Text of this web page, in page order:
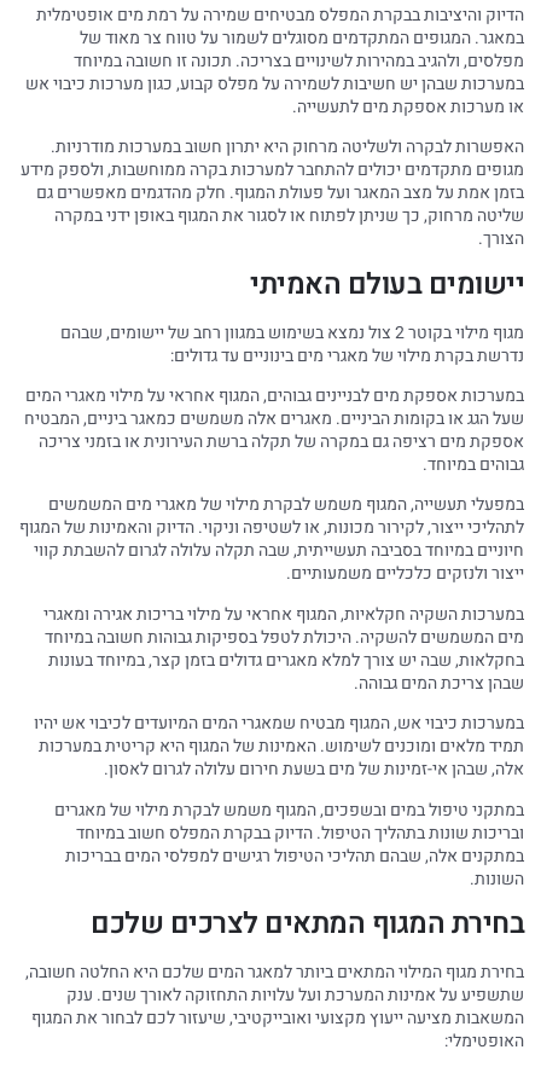
הדיוק והיציבות בבקרת המפלס מבטיחים שמירה על רמת מים אופטימלית
במאגר. המגופים המתקדמים מסוגלים לשמור על טווח צר מאוד של
מפלסים, ולהגיב במהירות לשינויים בצריכה. תכונה זו חשובה במיוחד
במערכות שבהן יש חשיבות לשמירה על מפלס קבוע, כגון מערכות כיבוי אש
או מערכות אספקת מים לתעשייה.
האפשרות לבקרה ולשליטה מרחוק היא יתרון חשוב במערכות מודרניות.
מגופים מתקדמים יכולים להתחבר למערכות בקרה ממוחשבות, ולספק מידע
בזמן אמת על מצב המאגר ועל פעולת המגוף. חלק מהדגמים מאפשרים גם
שליטה מרחוק, כך שניתן לפתוח או לסגור את המגוף באופן ידני במקרה
הצורך.
יישומים בעולם האמיתי
מגוף מילוי בקוטר 2 צול נמצא בשימוש במגוון רחב של יישומים, שבהם
נדרשת בקרת מילוי של מאגרי מים בינוניים עד גדולים:
במערכות אספקת מים לבניינים גבוהים, המגוף אחראי על מילוי מאגרי המים
שעל הגג או בקומות הביניים. מאגרים אלה משמשים כמאגר ביניים, המבטיח
אספקת מים רציפה גם במקרה של תקלה ברשת העירונית או בזמני צריכה
גבוהים במיוחד.
במפעלי תעשייה, המגוף משמש לבקרת מילוי של מאגרי מים המשמשים
לתהליכי ייצור, לקירור מכונות, או לשטיפה וניקוי. הדיוק והאמינות של המגוף
חיוניים במיוחד בסביבה תעשייתית, שבה תקלה עלולה לגרום להשבתת קווי
ייצור ולנזקים כלכליים משמעותיים.
במערכות השקיה חקלאיות, המגוף אחראי על מילוי בריכות אגירה ומאגרי
מים המשמשים להשקיה. היכולת לטפל בספיקות גבוהות חשובה במיוחד
בחקלאות, שבה יש צורך למלא מאגרים גדולים בזמן קצר, במיוחד בעונות
שבהן צריכת המים גבוהה.
במערכות כיבוי אש, המגוף מבטיח שמאגרי המים המיועדים לכיבוי אש יהיו
תמיד מלאים ומוכנים לשימוש. האמינות של המגוף היא קריטית במערכות
אלה, שבהן אי-זמינות של מים בשעת חירום עלולה לגרום לאסון.
במתקני טיפול במים ובשפכים, המגוף משמש לבקרת מילוי של מאגרים
ובריכות שונות בתהליך הטיפול. הדיוק בבקרת המפלס חשוב במיוחד
במתקנים אלה, שבהם תהליכי הטיפול רגישים למפלסי המים בבריכות
השונות.
בחירת המגוף המתאים לצרכים שלכם
בחירת מגוף המילוי המתאים ביותר למאגר המים שלכם היא החלטה חשובה,
שתשפיע על אמינות המערכת ועל עלויות התחזוקה לאורך שנים. ענק
המשאבות מציעה ייעוץ מקצועי ואובייקטיבי, שיעזור לכם לבחור את המגוף
האופטימלי: